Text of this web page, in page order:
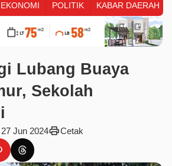
EKONOMI POLITIK KABAR DAERAH
Lubang Buaya
Sekolah
Jun 2024printCetak